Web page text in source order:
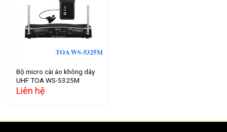
Add to
Bộ micro cài áo không dây
UHF TOA WS-5325M
Liên hệ